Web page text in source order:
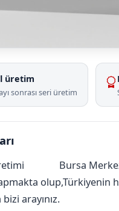
üretim
sonrası seri üretim
Bursa
olup,Türkiyenin
arayınız.